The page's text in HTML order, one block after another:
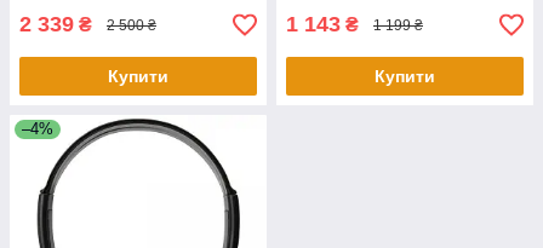
2 339 ₴ 2 500 ₴
Купити
1 143 ₴ 1 199 ₴
Купити
–4%